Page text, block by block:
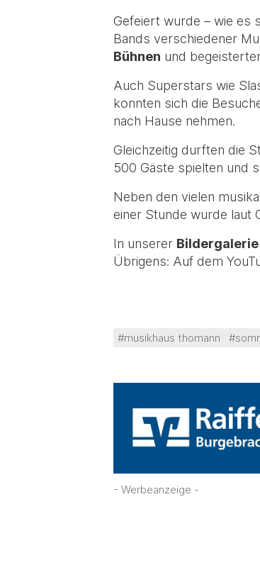
Gefeiert wurde – wie es
Bands verschiedener
Bühnen und
Auch Superstars wie
konnten sich die
nach Hause nehmen.
Gleichzeitig durften die
500 Gäste spielten und
Neben den vielen
einer Stunde wurde laut
In unserer Bildergalerie
Übrigens: Auf dem
#musikhaus thomann
- Werbeanzeige -